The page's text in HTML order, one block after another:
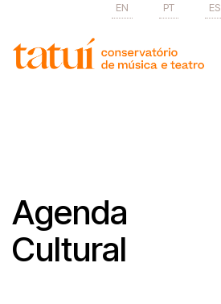
EN PT ES
Agenda
Cultural